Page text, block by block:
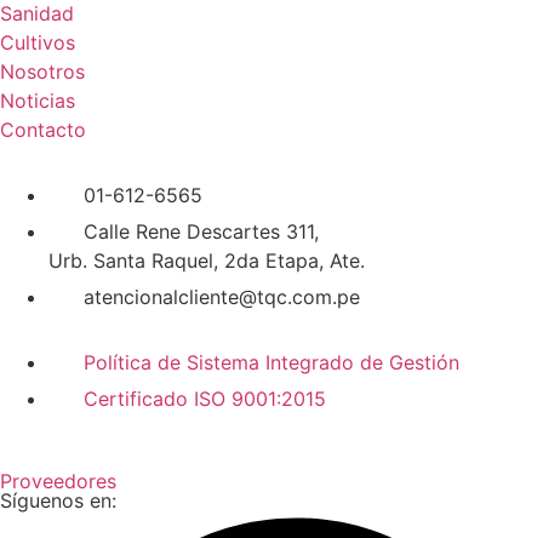
Sanidad
Cultivos
Nosotros
Noticias
Contacto
01-612-6565
Calle Rene Descartes 311,
Urb. Santa Raquel, 2da Etapa, Ate.
atencionalcliente@tqc.com.pe
Política de Sistema Integrado de Gestión
Certificado ISO 9001:2015
Proveedores
Síguenos en: